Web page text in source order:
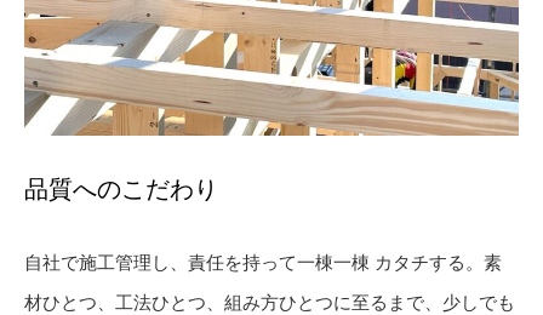
品質へのこだわり
自社で施工管理し、責任を持って一棟一棟 カタチする。素
材ひとつ、工法ひとつ、組み方ひとつに至るまで、少しでも